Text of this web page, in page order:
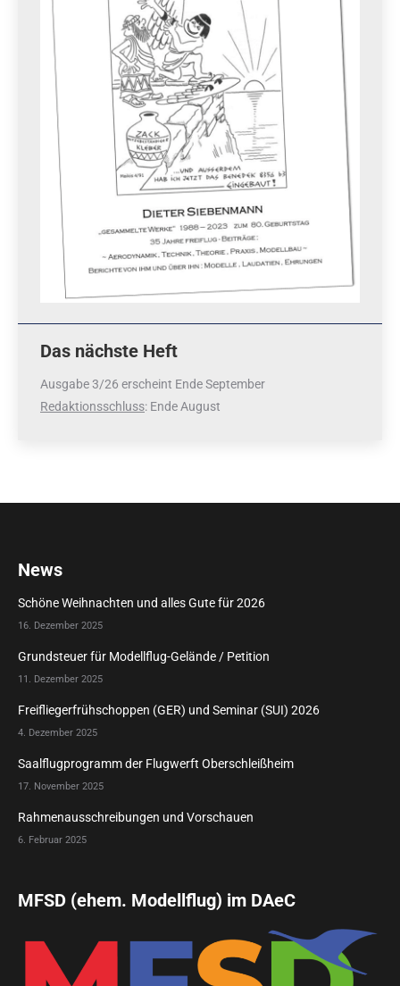
Das nächste Heft
Ausgabe 3/26 erscheint Ende September
Redaktionsschluss: Ende August
News
Schöne Weihnachten und alles Gute für 2026
16. Dezember 2025
Grundsteuer für Modellflug-Gelände / Petition
11. Dezember 2025
Freifliegerfrühschoppen (GER) und Seminar (SUI) 2026
4. Dezember 2025
Saalflugprogramm der Flugwerft Oberschleißheim
17. November 2025
Rahmenausschreibungen und Vorschauen
6. Februar 2025
MFSD (ehem. Modellflug) im DAeC